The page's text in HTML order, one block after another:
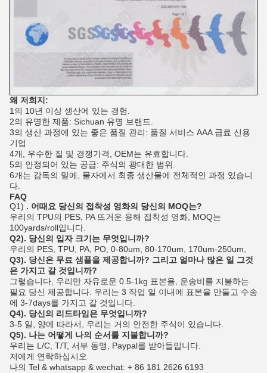
왜 저희지:
1의 10년 이상 생산에 있는 경험.
2의 유명한 제품: Sichuan 유명 브랜드.
3의 생산 과정에 있는 좋은 품질 관리: 품질 서비스 AAA 급료 신용
기업
4개, 우수한 질 및 경쟁가격, OEM는 유효합니다.
5의 안정되어 있는 공급: 주식의 광대한 범위.
6개는 감독의 밑에, 물자에서 최종 생산물에 전체적인 과정 있습니
다.
FAQ
Q1) . 어때요 당신의 접착성 영화의 당신의 MOQ는?
우리의 TPU의 PES, PA 뜨거운 용해 접착성 영화 , MOQ는
100yards/roll입니다.
Q2). 당신의 입자 크기는 무엇입니까?
우리의 PES, TPU, PA, PO, 0-80um, 80-170um, 170um-250um,
Q3). 당신은 무료 샘플을 제공합니까? 그리고 얼마나 많은 일 그것
은 가지고 갈 것입니까?
그렇습니다, 우리만 자유로운 0.5-1kg 표본을, 운송비를 지불하는
필요 당신 제공합니다. 우리는 3 작업 일 이내에 표본을 만들고 수송
에 3-7days를 가지고 갈 것입니다.
Q4). 당신의 리드타임은 무엇입니까?
3-5 일, 양에 따라서, 우리는 거의 안전한 주식이 있습니다.
Q5). 나는 어떻게 나의 순서를 지불합니까?
우리는 L/C, T/T, 서부 동맹, Paypal를 받아들입니다.
저에게 연락하십시오
나의 Tel & whatsapp & wechat: + 86 181 2626 6193